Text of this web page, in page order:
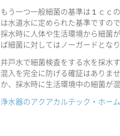
もう一つ一般細菌の基準は１ｃｃ
は水道水に定められた基準ですの
採水時に人体や生活環境から細菌
ば細菌に対してはノーガードとなり
井戸水で細菌検査をする水を採水
混入を完全に防げる確証はありま
か、採水時に生活環境中の細菌が
浄水器のアクアカルテック・ホー